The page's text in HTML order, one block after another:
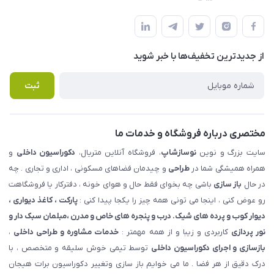
املاک مدنی - نوساز شاپ
لیست محصولات
درباره ما
قوانین و مقررات
حریم خصوصی
راهنما
پرسش های متداول
از جدید‌ترین تخفیف‌ها با‌ خبر شوید
ثبت
مختصری درباره فروشگاه و خدمات ما
سایت بزرگ و نویننوسازشاپ، فروشگاه آنلاین متریال، دکوراسیون داخلی و
همراه همیشگی شما درطراحی و چیدمان فضاهای مسکونی ، اداری و تجاری . چه
در حال باز سازی باشی چه بخوای فقط حال و هوای خونه ، دفترکار یا فروشگاهت
رو عوض کنی ، اینجا می تونی همه چیز را یکجا پیدا کنی :پارکت ، کاغذ دیواری ،
دیوار کوب و پرده های شیک. درب و پنجره های خاص و مدرن ،مبلمان سبک دار و
نور پردازی کاربردی و زیبا و از همه مهمتر : خدمات مشاوره و طراحی داخلی ،
بازسازی و اجرای دکوراسیون داخلی توسط تیمی خوش سلیقه و متخصص ، با
درک دقیق از هر فضا . ما می خوایم باز سازی وتغییر دکوراسیون برات هیجان